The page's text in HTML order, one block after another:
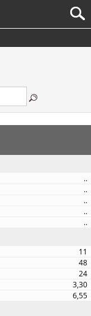
..
..
..
..
..
11
48
24
3,30
6,55